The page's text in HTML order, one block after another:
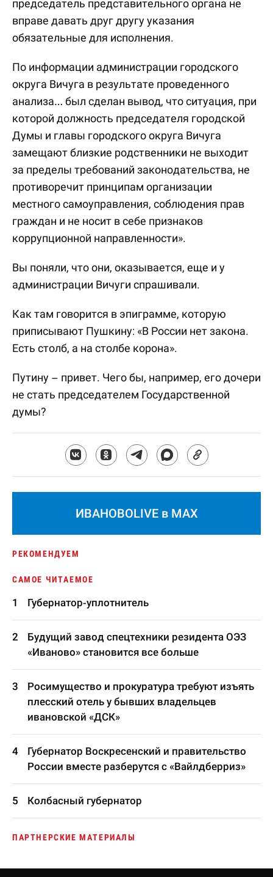
председатель представительного органа не
вправе давать друг другу указания
обязательные для исполнения.
По информации администрации городского
округа Вичуга в результате проведенного
анализа… был сделан вывод, что ситуация, при
которой должность председателя городской
Думы и главы городского округа Вичуга
замещают близкие родственники не выходит
за пределы требований законодательства, не
противоречит принципам организации
местного самоуправления, соблюдения прав
граждан и не носит в себе признаков
коррупционной направленности».
Вы поняли, что они, оказывается, еще и у
администрации Вичуги спрашивали.
Как там говорится в эпиграмме, которую
приписывают Пушкину: «В России нет закона.
Есть столб, а на столбе корона».
Путину – привет. Чего бы, например, его дочери
не стать председателем Государственной
думы?
ИВАНОВОLIVE в MAX
РЕКОМЕНДУЕМ
САМОЕ ЧИТАЕМОЕ
Губернатор-уплотнитель
Будущий завод спецтехники резидента ОЭЗ
«Иваново» становится все больше
Росимущество и прокуратура требуют изъять
плесский отель у бывших владельцев
ивановской «ДСК»
Губернатор Воскресенский и правительство
России вместе разберутся с «Вайлдберриз»
Колбасный губернатор
ПАРТНЕРСКИЕ МАТЕРИАЛЫ